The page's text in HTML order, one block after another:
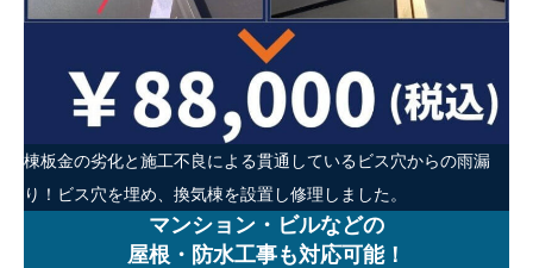
棟板金の劣化と施工不良による貫通しているビス穴からの雨漏
り！ビス穴を埋め、換気棟を設置し修理しました。
マンション・ビルなどの
屋根・防水工事も対応可能！